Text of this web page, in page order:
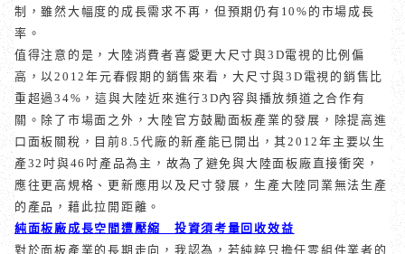
制，雖然大幅度的成長需求不再，但預期仍有 10% 的市場成長
率。
值得注意的是，大陸消費者喜愛更大尺寸與3D電視的比例偏
高，以2012年元春假期的銷售來看，大尺寸與3D 電視的銷售比
重超過34% ，這與大陸近來進行3D內容與播放頻道之合作有
關。 除了市場面之外，大陸官方鼓勵面板產業的發展，除提高進
口面板關稅，目前8.5代廠的新產能已開出，其2012年主要以生
產32 吋與46 吋產品為主，故為了避免與大陸面板廠直接衝突，
應往更高規格、更新應用以及尺寸發展，生產大陸同業無法生產
的產品，藉此拉開距離。
純面板廠成長空間遭壓縮 投資須考量回收效益
對於面板產業的長期走向，我認為，若純粹只擔任零組件業者的